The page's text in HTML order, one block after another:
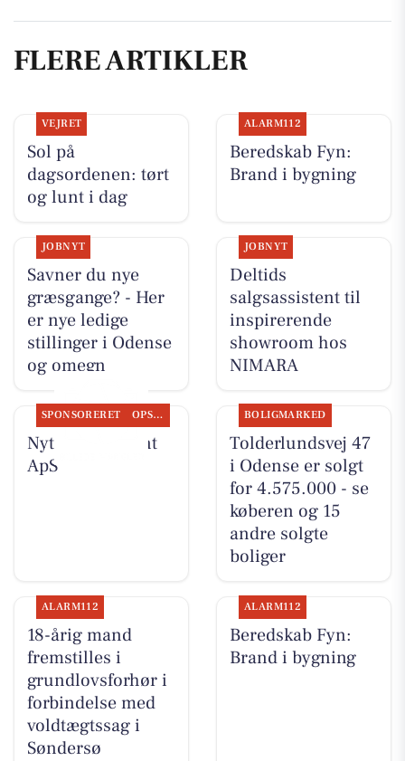
FLERE ARTIKLER
VEJRET
Sol på
dagsordenen: tørt
og lunt i dag
ALARM112
Beredskab Fyn:
Brand i bygning
JOBNYT
Savner du nye
græsgange? - Her
er nye ledige
stillinger i Odense
og omegn
JOBNYT
Deltids
salgsassistent til
inspirerende
showroom hos
NIMARA
SPONSORERET OPSLAGSTAVLEN
Nyt fra Fairpaint
ApS
BOLIGMARKED
Tolderlundsvej 47
i Odense er solgt
for 4.575.000 - se
køberen og 15
andre solgte
boliger
ALARM112
18-årig mand
fremstilles i
grundlovsforhør i
forbindelse med
voldtægtssag i
Søndersø
ALARM112
Beredskab Fyn:
Brand i bygning